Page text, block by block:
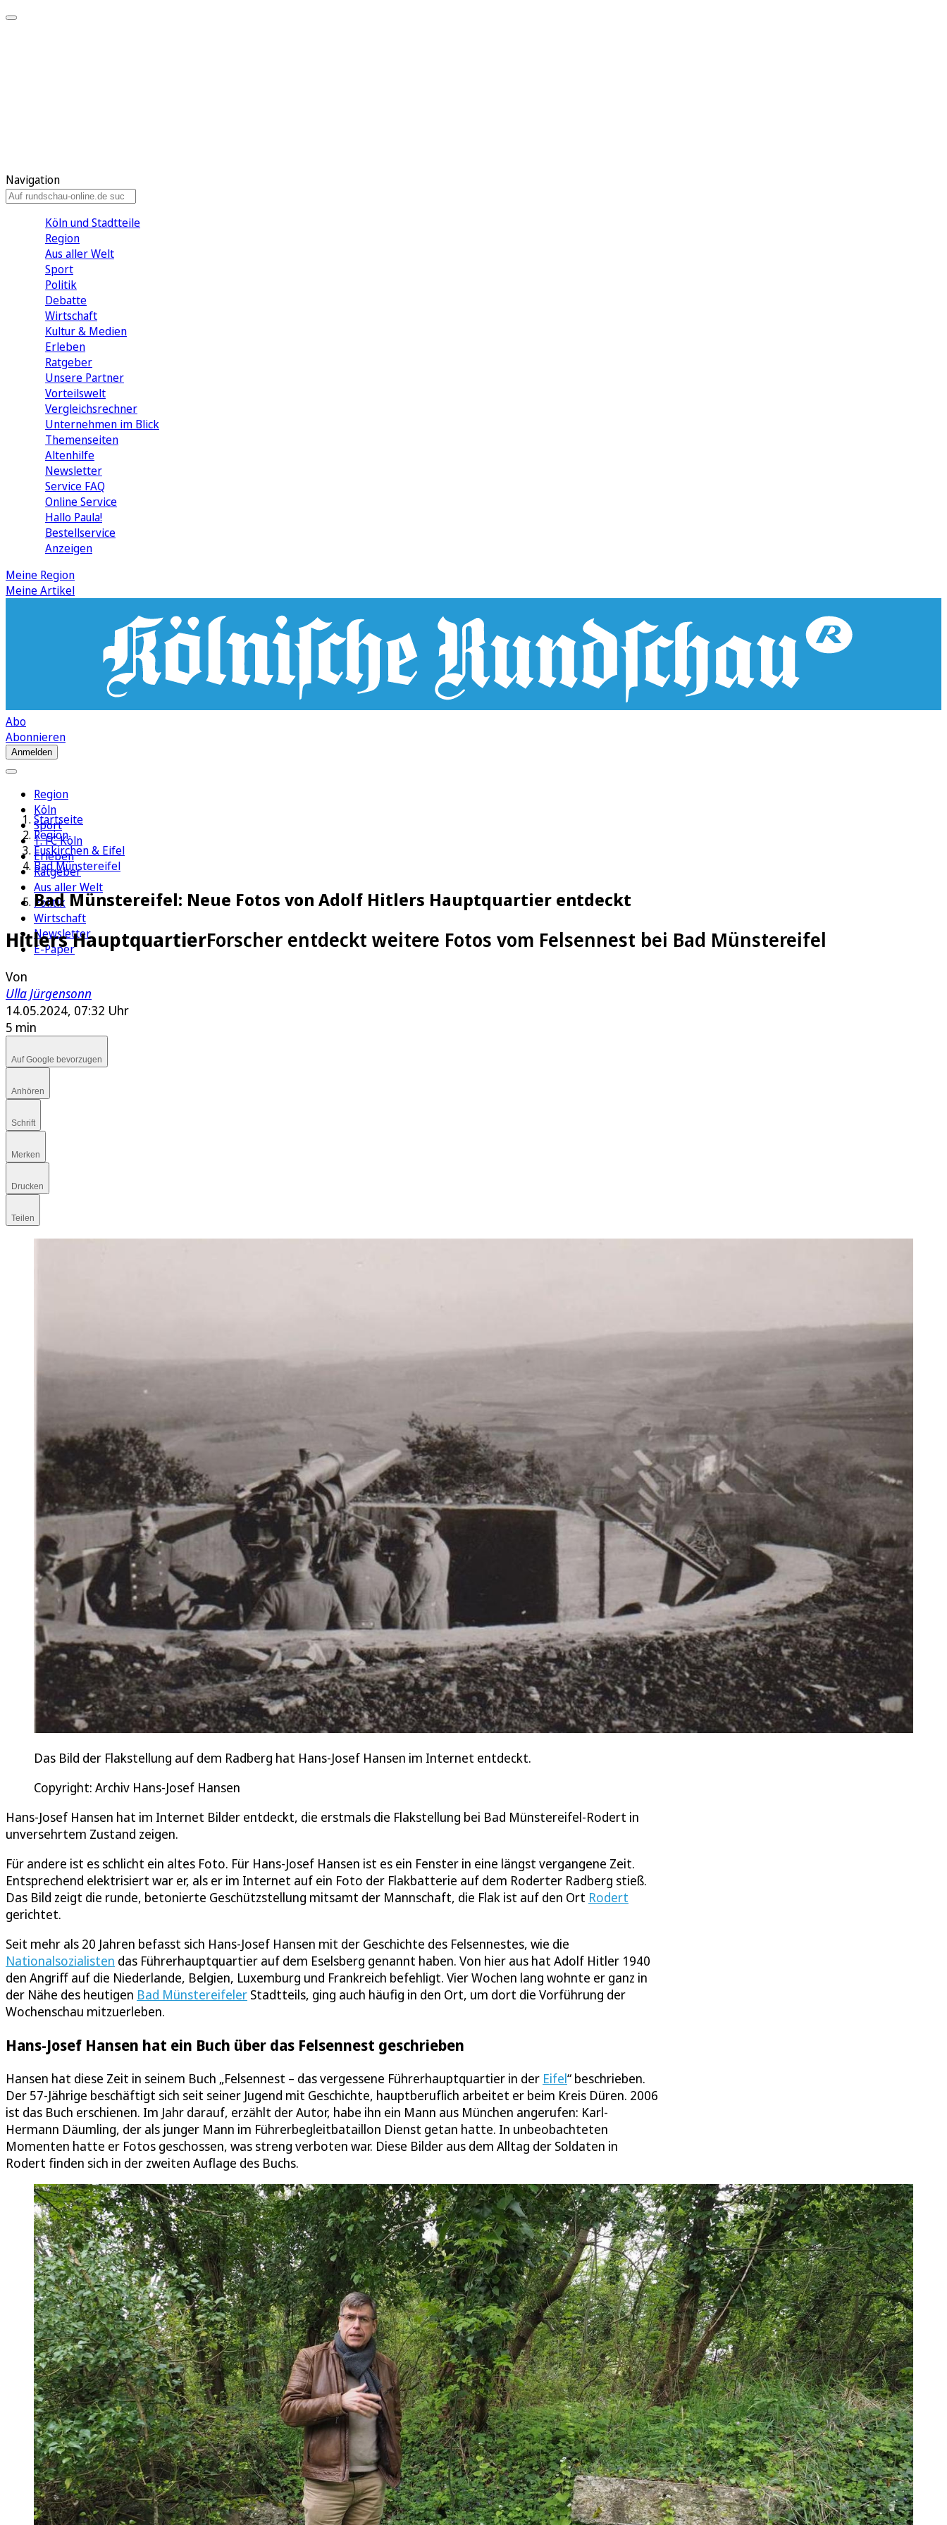
Navigation
Köln und Stadtteile
Region
Aus aller Welt
Sport
Politik
Debatte
Wirtschaft
Kultur & Medien
Erleben
Ratgeber
Unsere Partner
Vorteilswelt
Vergleichsrechner
Unternehmen im Blick
Themenseiten
Altenhilfe
Newsletter
Service FAQ
Online Service
Hallo Paula!
Bestellservice
Anzeigen
Meine Region
Meine Artikel
Abo
Abonnieren
Anmelden
Region
Köln
Sport
1. FC Köln
Erleben
Ratgeber
Aus aller Welt
Politik
Wirtschaft
Newsletter
E-Paper
Startseite
Region
Euskirchen & Eifel
Bad Münstereifel
Bad Münstereifel: Neue Fotos von Adolf Hitlers Hauptquartier entdeckt
Hitlers HauptquartierForscher entdeckt weitere Fotos vom Felsennest bei Bad Münstereifel
Von
Ulla Jürgensonn
14.05.2024, 07:32 Uhr
5 min
Auf Google bevorzugen
Anhören
Schrift
Merken
Drucken
Teilen
Das Bild der Flakstellung auf dem Radberg hat Hans-Josef Hansen im Internet entdeckt.
Copyright: Archiv Hans-Josef Hansen
Hans-Josef Hansen hat im Internet Bilder entdeckt, die erstmals die Flakstellung bei Bad Münstereifel-Rodert in
unversehrtem Zustand zeigen.
Für andere ist es schlicht ein altes Foto. Für Hans-Josef Hansen ist es ein Fenster in eine längst vergangene Zeit.
Entsprechend elektrisiert war er, als er im Internet auf ein Foto der Flakbatterie auf dem Roderter Radberg stieß.
Das Bild zeigt die runde, betonierte Geschützstellung mitsamt der Mannschaft, die Flak ist auf den Ort Rodert
gerichtet.
Seit mehr als 20 Jahren befasst sich Hans-Josef Hansen mit der Geschichte des Felsennestes, wie die
Nationalsozialisten das Führerhauptquartier auf dem Eselsberg genannt haben. Von hier aus hat Adolf Hitler 1940
den Angriff auf die Niederlande, Belgien, Luxemburg und Frankreich befehligt. Vier Wochen lang wohnte er ganz in
der Nähe des heutigen Bad Münstereifeler Stadtteils, ging auch häufig in den Ort, um dort die Vorführung der
Wochenschau mitzuerleben.
Hans-Josef Hansen hat ein Buch über das Felsennest geschrieben
Hansen hat diese Zeit in seinem Buch „Felsennest – das vergessene Führerhauptquartier in der Eifel“ beschrieben.
Der 57-Jährige beschäftigt sich seit seiner Jugend mit Geschichte, hauptberuflich arbeitet er beim Kreis Düren. 2006
ist das Buch erschienen. Im Jahr darauf, erzählt der Autor, habe ihn ein Mann aus München angerufen: Karl-
Hermann Däumling, der als junger Mann im Führerbegleitbataillon Dienst getan hatte. In unbeobachteten
Momenten hatte er Fotos geschossen, was streng verboten war. Diese Bilder aus dem Alltag der Soldaten in
Rodert finden sich in der zweiten Auflage des Buchs.